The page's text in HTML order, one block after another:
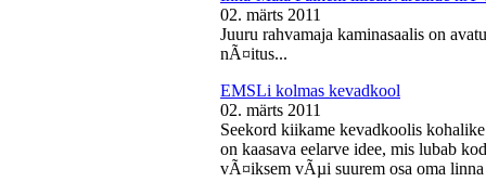
02. märts 2011
Juuru rahvamaja kaminasaalis on
nÃ¤itus...
EMSLi kolmas kevadkool
02. märts 2011
Seekord kiikame kevadkoolis
on kaasava eelarve idee, mis lubab
vÃ¤iksem vÃµi suurem osa oma